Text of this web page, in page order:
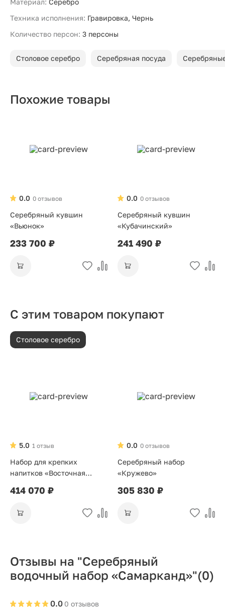
Материал: Серебро
Техника исполнения: Гравировка, Чернь
Количество персон: 3 персоны
Столовое серебро Серебряная посуда
Похожие товары
0 отзывов
0.0
Серебряный кувшин
«Вьюнок»
233 700 ₽
0 отзывов
0.0
Серебряный кувшин
«Кубачинский»
241 490 ₽
С этим товаром покупают
Столовое серебро
1 отзыв
5.0
Набор для крепких
напитков «Восточная
414 070 ₽
0 отзывов
0.0
Серебряный набор
«Кружево»
305 830 ₽
Отзывы на "Серебряный
водочный набор «Самарканд»"(0)
0 отзывов
0.0